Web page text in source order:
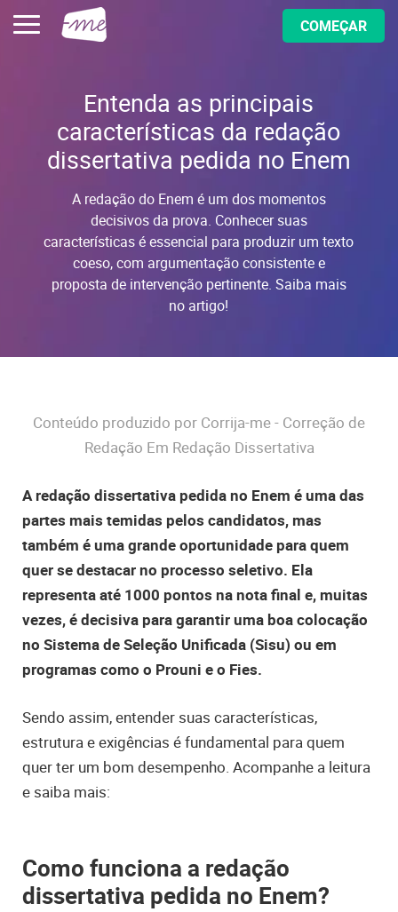
COMEÇAR
Entenda as principais
características da redação
dissertativa pedida no Enem
A redação do Enem é um dos momentos
decisivos da prova. Conhecer suas
características é essencial para produzir um texto
coeso, com argumentação consistente e
proposta de intervenção pertinente. Saiba mais
no artigo!
Conteúdo produzido por Corrija-me - Correção de
Redação Em Redação Dissertativa
A redação dissertativa pedida no Enem é uma das
partes mais temidas pelos candidatos, mas
também é uma grande oportunidade para quem
quer se destacar no processo seletivo. Ela
representa até 1000 pontos na nota final e, muitas
vezes, é decisiva para garantir uma boa colocação
no Sistema de Seleção Unificada (Sisu) ou em
programas como o Prouni e o Fies.
Sendo assim, entender suas características,
estrutura e exigências é fundamental para quem
quer ter um bom desempenho. Acompanhe a leitura
e saiba mais:
Como funciona a redação
dissertativa pedida no Enem?